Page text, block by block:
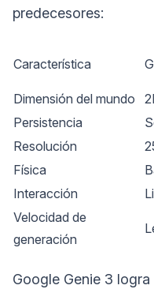
predecesores:
Característica
Dimensión del mundo
Persistencia
Resolución
Física
Interacción
Velocidad de
generación
Google Genie 3